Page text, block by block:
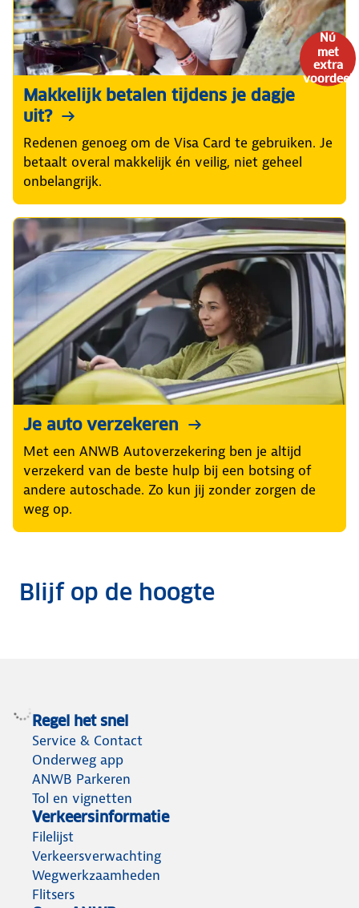
Nú
met
extra
voordeel
Makkelijk betalen tijdens je dagje
uit?
Redenen genoeg om de Visa Card te gebruiken. Je
betaalt overal makkelijk én veilig, niet geheel
onbelangrijk.
Je auto verzekeren
Met een ANWB Autoverzekering ben je altijd
verzekerd van de beste hulp bij een botsing of
andere autoschade. Zo kun jij zonder zorgen de
weg op.
Blijf op de hoogte
Regel het snel
Service & Contact
Onderweg app
ANWB Parkeren
Tol en vignetten
Verkeersinformatie
Filelijst
Verkeersverwachting
Wegwerkzaamheden
Flitsers